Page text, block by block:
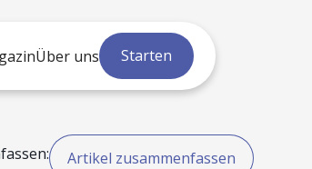
Über uns Starten
Artikel zusammenfassen